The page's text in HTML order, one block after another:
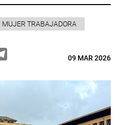
MUJER TRABAJADORA
Telegram09 MAR 2026